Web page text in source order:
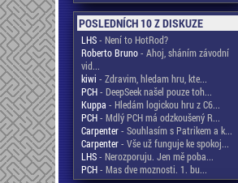
POSLEDNÍCH 10 Z DISKUZE
LHS- Není to HotRod?
Roberto Bruno- Ahoj, sháním závodní
vid...
kiwi - Zdravim, hledam hru, kte...
PCH- DeepSeek našel pouze toh...
Kuppa - Hledám logickou hru z C6...
PCH- Mdlý PCH má odzkoušený R...
Carpenter- Souhlasím s Patrikem a k...
Carpenter- Vše už funguje ke spokoj...
LHS- Nerozporuju. Jen mě poba...
PCH- Mas dve moznosti. 1. bu...